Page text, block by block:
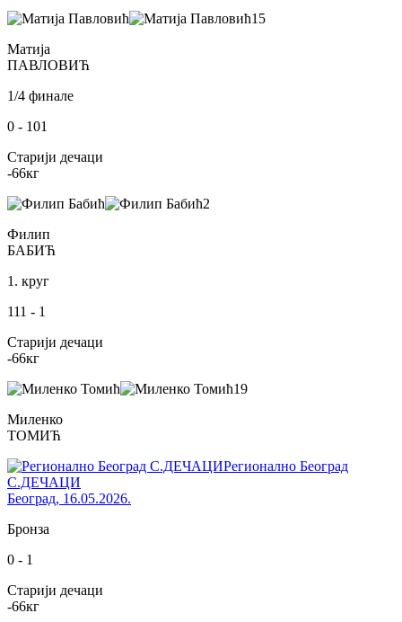
15
Матија
ПАВЛОВИЋ
1/4 финале
0 - 101
Старији дечаци
-66кг
2
Филип
БАБИЋ
1. круг
111 - 1
Старији дечаци
-66кг
19
Миленко
ТОМИЋ
Регионално Београд
С.ДЕЧАЦИ
Београд, 16.05.2026.
Бронза
0 - 1
Старији дечаци
-66кг